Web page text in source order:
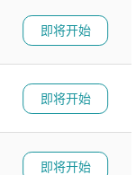
即将开始
即将开始
即将开始